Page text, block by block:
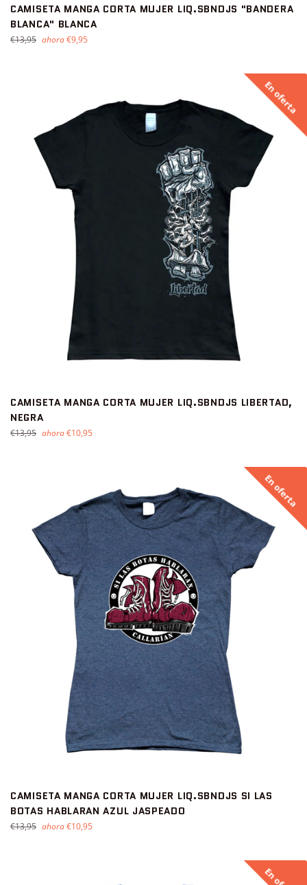
CAMISETA MANGA CORTA MUJER LIQ.SBNDJS "BANDERA
BLANCA" BLANCA
Precio
€13,95 ahora€9,95
CAMISETA MANGA CORTA MUJER LIQ.SBNDJS LIBERTAD,
NEGRA
Precio
€13,95 ahora€10,95
En oferta
CAMISETA MANGA CORTA MUJER LIQ.SBNDJS SI LAS
BOTAS HABLARAN AZUL JASPEADO
Precio
€13,95 ahora€10,95
En oferta